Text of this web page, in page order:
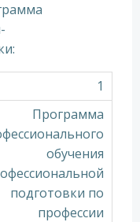
1
Программа
обучения
подготовки по
профессии